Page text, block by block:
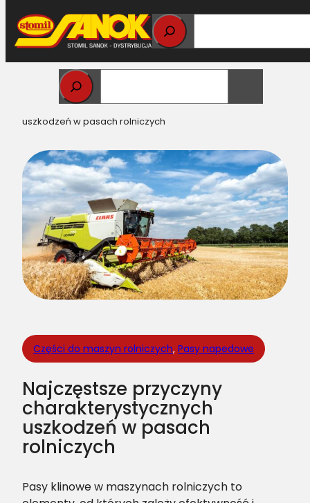
Przejdź
do
treści
Strona główna >
rolniczych> Najczęstsze przyczyny charakterystycznych
uszkodzeń w pasach rolniczych
Części do maszyn rolniczych, Pasy napedowe
Najczęstsze przyczyny
charakterystycznych
uszkodzeń w pasach
rolniczych
Pasy klinowe w maszynach rolniczych to